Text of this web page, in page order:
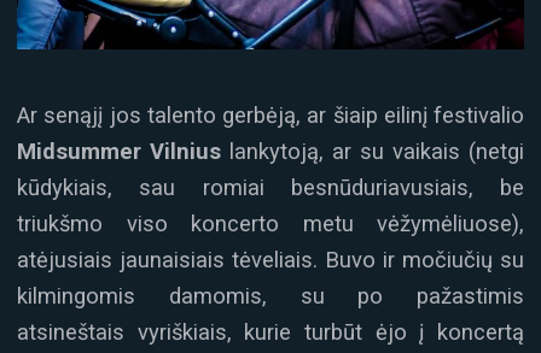
Ar senąjį jos talento gerbėją, ar šiaip eilinį festivalio
Midsummer Vilnius lankytoją, ar su vaikais (netgi
kūdykiais, sau romiai besnūduriavusiais, be
triukšmo viso koncerto metu vėžymėliuose),
atėjusiais jaunaisiais tėveliais. Buvo ir močiučių su
kilmingomis damomis, su po pažastimis
atsineštais vyriškiais, kurie turbūt ėjo į koncertą